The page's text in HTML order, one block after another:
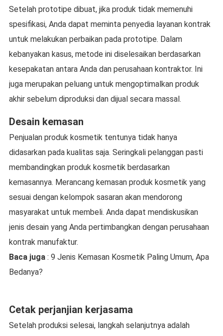
Setelah prototipe dibuat, jika produk tidak memenuhi
spesifikasi, Anda dapat meminta penyedia layanan kontrak
untuk melakukan perbaikan pada prototipe. Dalam
kebanyakan kasus, metode ini diselesaikan berdasarkan
kesepakatan antara Anda dan perusahaan kontraktor. Ini
juga merupakan peluang untuk mengoptimalkan produk
akhir sebelum diproduksi dan dijual secara massal.
Desain kemasan
Penjualan produk kosmetik tentunya tidak hanya
didasarkan pada kualitas saja. Seringkali pelanggan pasti
membandingkan produk kosmetik berdasarkan
kemasannya. Merancang kemasan produk kosmetik yang
sesuai dengan kelompok sasaran akan mendorong
masyarakat untuk membeli. Anda dapat mendiskusikan
jenis desain yang Anda pertimbangkan dengan perusahaan
kontrak manufaktur.
Baca juga: 9 Jenis Kemasan Kosmetik Paling Umum, Apa
Bedanya?
Cetak perjanjian kerjasama
Setelah produksi selesai, langkah selanjutnya adalah